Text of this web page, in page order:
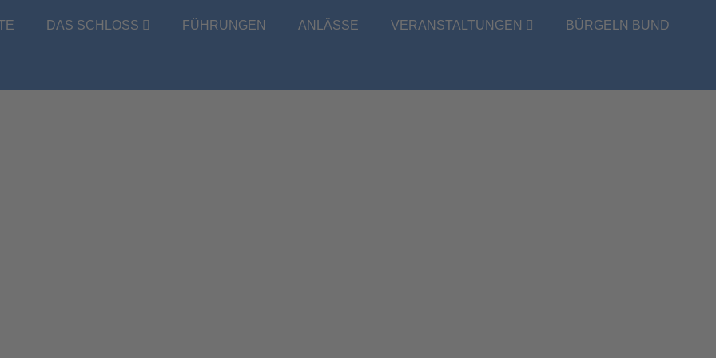
DAS SCHLOSS FÜHRUNGEN ANLÄSSE VERANSTALTUNGEN BÜRGELN BUND